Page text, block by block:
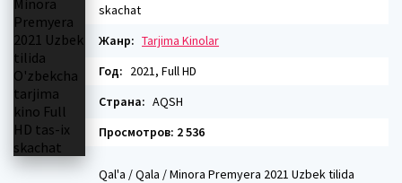
skachat
Жанр: Tarjima Kinolar
Год: 2021, Full HD
Страна: AQSH
Просмотров: 2 536
Qal'a / Qala / Minora Premyera 2021 Uzbek tilida